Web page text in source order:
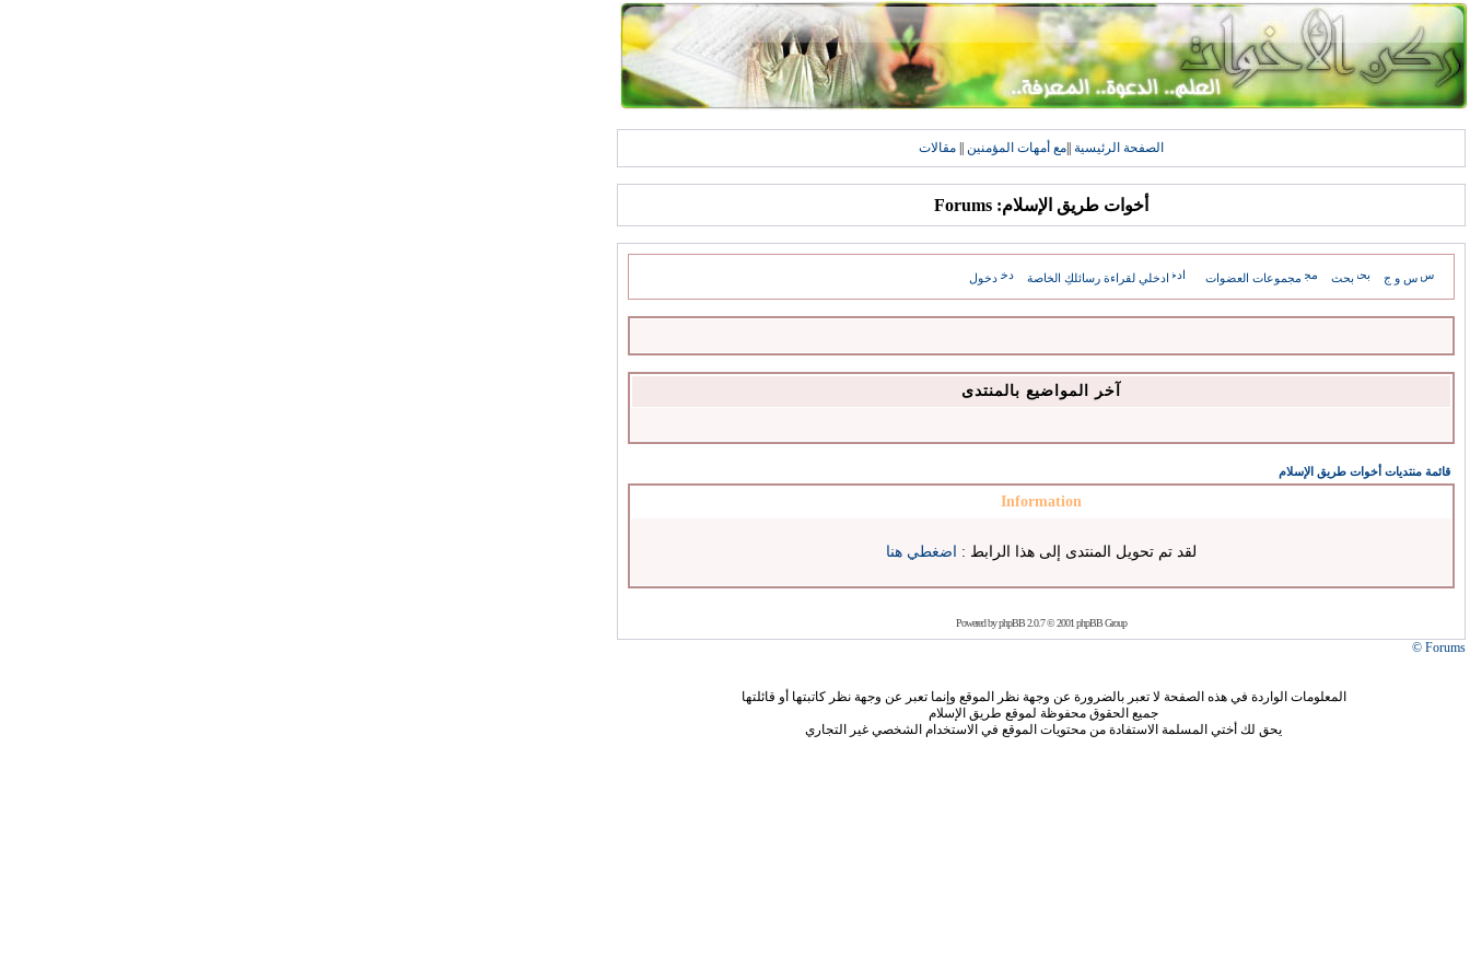
الصفحة الرئيسية مع أمهات المؤمنين مقالات
أخوات طريق الإسلام: Forums
س و ج بحث مجموعات العضوات ادخلي لقراءة رسائلكِ الخاصة دخول
آخر المواضيع بالمنتدى
قائمة منتديات أخوات طريق الإسلام
Information
لقد تم تحويل المنتدى إلى هذا الرابط : اضغطي هنا
Powered byphpBB2.0.7 © 2001 phpBB Group
Forums ©
المعلومات الواردة في هذه الصفحة لا تعبر بالضرورة عن وجهة نظر الموقع وإنما تعبر عن وجهة نظر كاتبتها أو قائلتها
جميع الحقوق محفوظة لموقع طريق الإسلام
يحق لك أختي المسلمة الاستفادة من محتويات الموقع في الاستخدام الشخصي غير التجاري